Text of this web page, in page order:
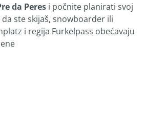
da Peres i počnite planirati svoj
ste skijaš, snowboarder ili
i regija Furkelpass obećavaju